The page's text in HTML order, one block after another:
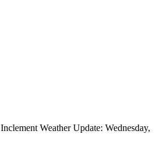
Inclement Weather Update: Wednesday,